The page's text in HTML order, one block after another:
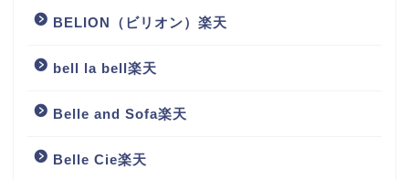
BELION（ビリオン）楽天
bell la bell楽天
Belle and Sofa楽天
Belle Cie楽天